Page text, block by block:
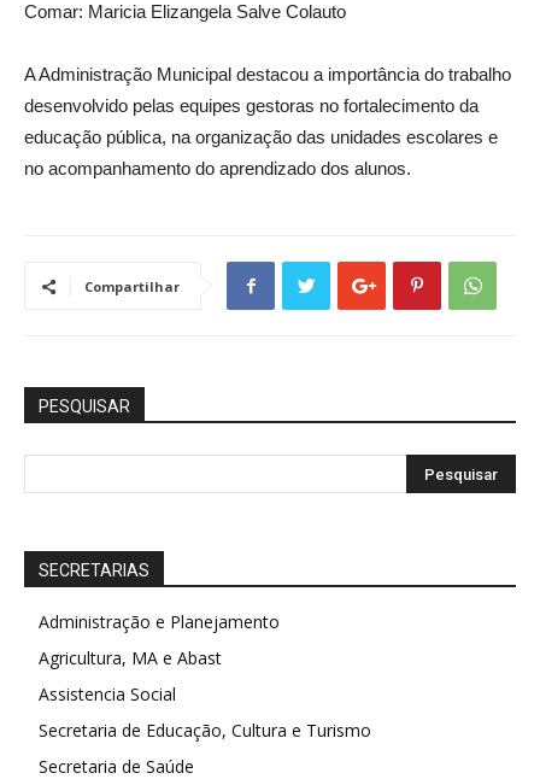
Comar: Maricia Elizangela Salve Colauto
A Administração Municipal destacou a importância do trabalho
desenvolvido pelas equipes gestoras no fortalecimento da
educação pública, na organização das unidades escolares e
no acompanhamento do aprendizado dos alunos.
Compartilhar
PESQUISAR
SECRETARIAS
Administração e Planejamento
Agricultura, MA e Abast
Assistencia Social
Secretaria de Educação, Cultura e Turismo
Secretaria de Saúde